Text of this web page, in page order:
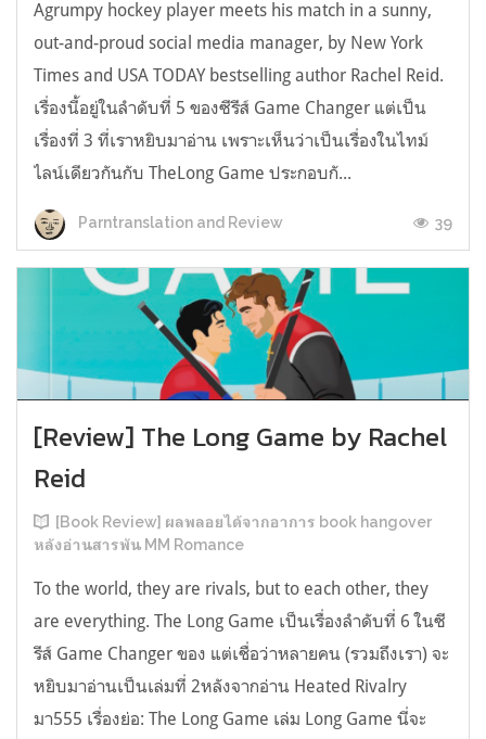
Agrumpy hockey player meets his match in a sunny,
out-and-proud social media manager, by New York
Times and USA TODAY bestselling author Rachel Reid.
เรื่องนี้อยู่ในลำดับที่ 5 ของซีรีส์ Game Changer แต่เป็น
เรื่องที่ 3 ที่เราหยิบมาอ่าน เพราะเห็นว่าเป็นเรื่องในไทม์
ไลน์เดียวกันกับ TheLong Game ประกอบกั...
Parntranslation and Review 39
[Review] The Long Game by Rachel
Reid
[Book Review] ผลพลอยได้จากอาการ book hangover
หลังอ่านสารพัน MM Romance
To the world, they are rivals, but to each other, they
are everything. The Long Game เป็นเรื่องลำดับที่ 6 ในซี
รีส์ Game Changer ของ แต่เชื่อว่าหลายคน (รวมถึงเรา) จะ
หยิบมาอ่านเป็นเล่มที่ 2หลังจากอ่าน Heated Rivalry
มา555 เรื่องย่อ: The Long Game เล่ม Long Game นี่จะ